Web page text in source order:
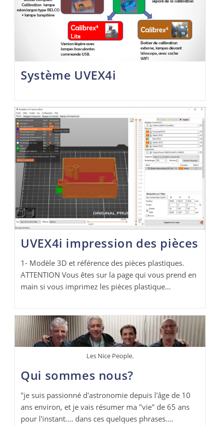
Système UVEX4i
UVEX4i impression des pièces
1- Modèle 3D et référence des pièces plastiques.
ATTENTION Vous êtes sur la page qui vous prend en
main si vous imprimez les pièces plastique…
Les Nice People.
Qui sommes nous?
"je suis passionné d'astronomie depuis l'âge de 10
ans environ, et je vais résumer ma "vie" de 65 ans
pour l'instant.... dans ces quelques phrases.…